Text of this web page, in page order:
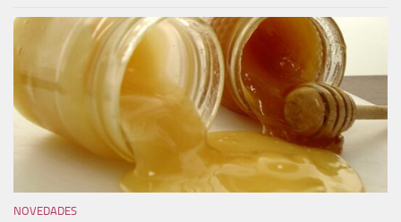
NOVEDADES